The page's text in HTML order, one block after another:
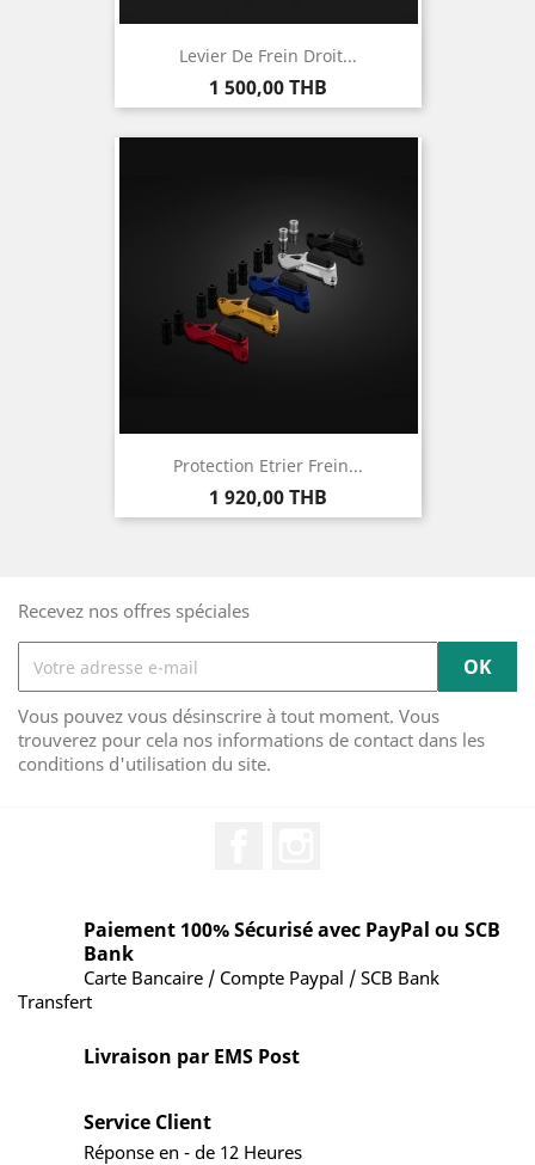
Levier De Frein Droit...
Prix
1 500,00 THB
Protection Etrier Frein...
Prix
1 920,00 THB
Recevez nos offres spéciales
Vous pouvez vous désinscrire à tout moment. Vous
trouverez pour cela nos informations de contact dans les
conditions d'utilisation du site.
Paiement 100% Sécurisé avec PayPal ou SCB
Bank
Carte Bancaire / Compte Paypal / SCB Bank
Transfert
Livraison par EMS Post
Service Client
Réponse en - de 12 Heures